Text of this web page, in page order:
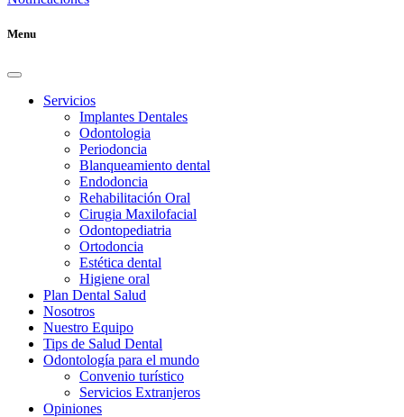
Menu
Servicios
Implantes Dentales
Odontologia
Periodoncia
Blanqueamiento dental
Endodoncia
Rehabilitación Oral
Cirugia Maxilofacial
Odontopediatria
Ortodoncia
Estética dental
Higiene oral
Plan Dental Salud
Nosotros
Nuestro Equipo
Tips de Salud Dental
Odontología para el mundo
Convenio turístico
Servicios Extranjeros
Opiniones